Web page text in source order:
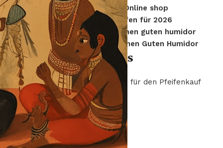
Bester Pfeifen Online shop
Die besten Pfeifen für 2026
wo kaufe ich einen guten humidor
Wo Kaufe Ich Einen Guten Humidor
Categories
Online-Ratgeber für den Pfeifenkauf
Uncategorized